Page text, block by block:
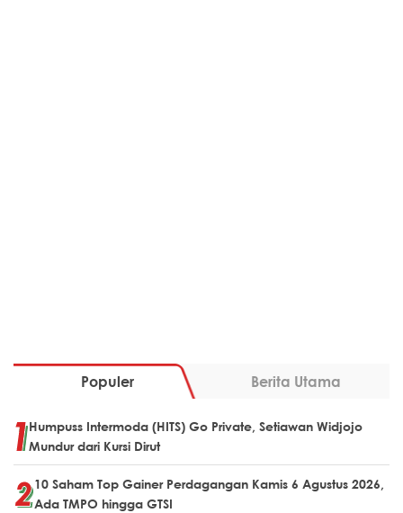
Populer Berita Utama
Humpuss Intermoda (HITS) Go Private, Setiawan Widjojo
Mundur dari Kursi Dirut
10 Saham Top Gainer Perdagangan Kamis 6 Agustus 2026,
Ada TMPO hingga GTSI